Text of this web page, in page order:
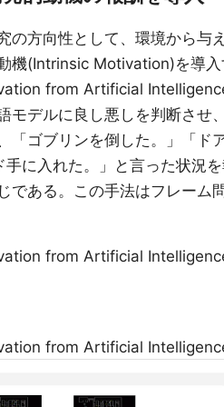
の方向性として、環境から与
機(Intrinsic Motivation)を導入
from Artificial
モデルに良し悪しを判断させ
「ゴブリンを倒した。」「ド
に入れた。」と言った状況
である。この手法はフレーム
from Artificial
from Artificial